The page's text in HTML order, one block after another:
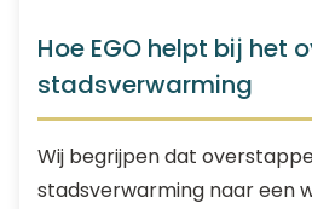
Hoe EGO helpt bij het
stadsverwarming
Wij begrijpen dat
stadsverwarming naar een